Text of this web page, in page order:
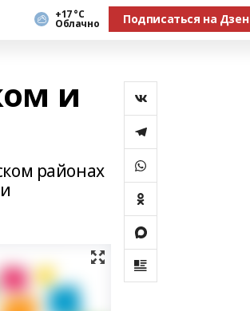
+17 °С
Облачно Подписаться на Дзен
и
районах